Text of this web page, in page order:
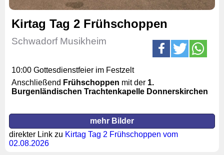
Kirtag Tag 2 Frühschoppen
Schwadorf Musikheim
10:00 Gottesdienstfeier im Festzelt
Anschließend Frühschoppen mit der 1.
Burgenländischen Trachtenkapelle Donnerskirchen
mehr Bilder
direkter Link zu Kirtag Tag 2 Frühschoppen vom
02.08.2026